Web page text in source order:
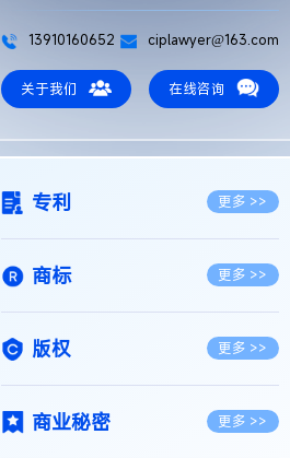
13910160652 ciplawyer@163.com
关于我们 在线咨询
专利 更多 >>
商标 更多 >>
版权 更多 >>
商业秘密 更多 >>